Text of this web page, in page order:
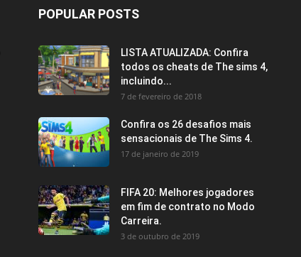
POPULAR POSTS
LISTA ATUALIZADA: Confira
todos os cheats de The sims 4,
incluindo...
7 de fevereiro de 2018
Confira os 26 desafios mais
sensacionais de The Sims 4.
17 de janeiro de 2019
FIFA 20: Melhores jogadores
em fim de contrato no Modo
Carreira.
3 de outubro de 2019